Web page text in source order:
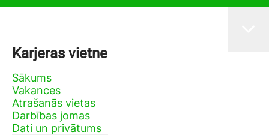
Karjeras vietne
Sākums
Vakances
Atrašanās vietas
Darbības jomas
Dati un privātums